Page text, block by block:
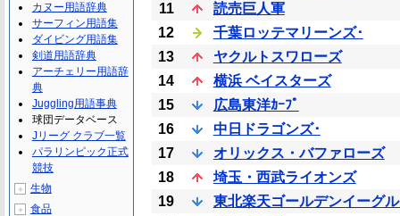
11
読売巨人軍
12
千葉ロッテマリーンズ･
13
ヤクルトスワローズ
14
横浜 ベイスターズ
15
広島東洋ｶｰﾌﾟ
16
中日ドラゴンズ･
17
オリックス・バファローズ
18
埼玉・西武ライオンズ
19
東北楽天ゴールデンイーグ
カヌー用語辞典
サーフィン用語集
ダイビング用語集
剣道用語辞典
アーチェリー用語辞
典
Juggling用語事典
球団データベース
Jリーグ クラブ一覧
パラリンピック正式
競技
＋ 生物
＋ 食品